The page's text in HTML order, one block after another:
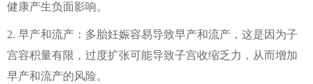
健康产生负面影响。
2. 早产和流产：多胎妊娠容易导致早产和流产，这是因为子
宫容积量有限，过度扩张可能导致子宫收缩乏力，从而增加
早产和流产的风险。